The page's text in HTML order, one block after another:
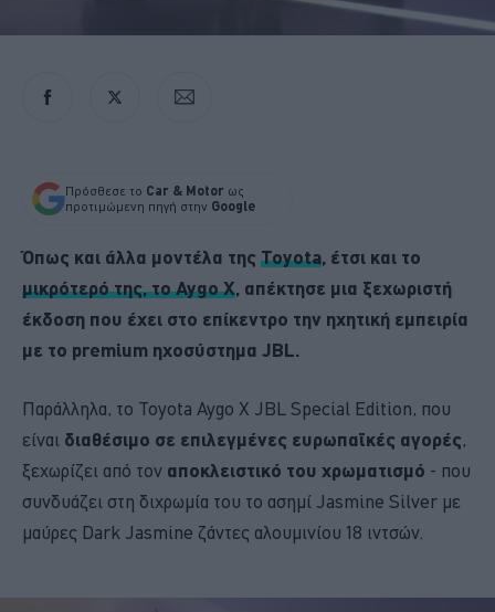
Πρόσθεσε το Car & Motor ως
προτιμώμενη πηγή στην Google
Όπως και άλλα μοντέλα της Toyota, έτσι και το
μικρότερό της, το Aygo X, απέκτησε μια ξεχωριστή
έκδοση που έχει στο επίκεντρο την ηχητική εμπειρία
με το premium ηχοσύστημα JBL.
Παράλληλα, το Toyota Aygo X JBL Special Edition, που
είναι διαθέσιμο σε επιλεγμένες ευρωπαϊκές αγορές,
ξεχωρίζει από τον αποκλειστικό του χρωματισμό - που
συνδυάζει στη διχρωμία του το ασημί Jasmine Silver με
μαύρες Dark Jasmine ζάντες αλουμινίου 18 ιντσών.